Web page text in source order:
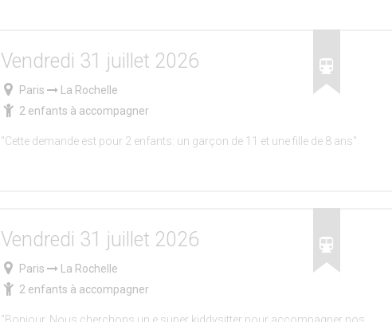
Vendredi 31 juillet 2026
Paris
La Rochelle
2 enfants à accompagner
"Cette demande est pour 2 enfants: un garçon de 11 et une fille de 8 ans"
Vendredi 31 juillet 2026
Paris
La Rochelle
2 enfants à accompagner
"Bonjour. Nous cherchons un.e super kiddysitter pour accompagner nos